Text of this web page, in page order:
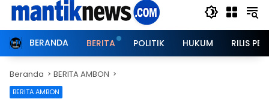
BERANDA BERITA POLITIK HUKUM RILIS
Beranda BERITA AMBON
BERITA AMBON